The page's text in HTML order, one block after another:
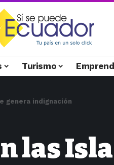
Turismo
genera indignación
las